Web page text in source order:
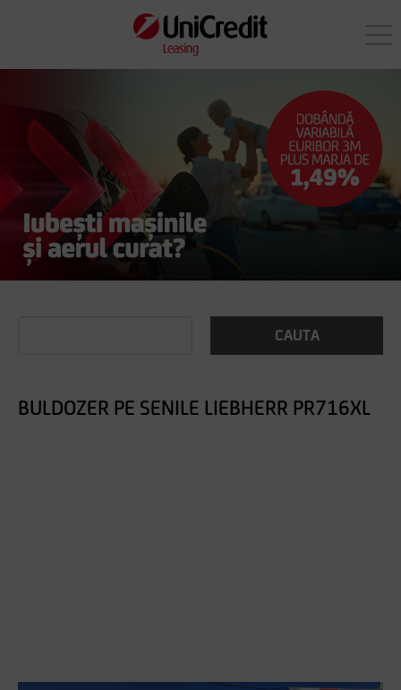
CAUTA
BULDOZER PE SENILE LIEBHERR PR716XL